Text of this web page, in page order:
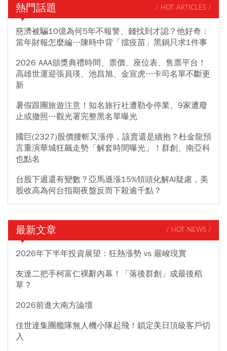
熱門話題 / HOT ARTICLES /
慈濟被騙10億為何5年不報警、錢找到才認？他好奇：
當年財報怎麼編…陳時中背「擋疫苗」黑鍋只求1件事
2026 AAA頒獎典禮時間、票價、座位表、售票平台！
高雄世運迎張員瑛、池昌旭、金宣虎…卡司名單不斷更
新
暑假跟團旅遊注意！知名旅行社遭勒令停業、9家遭廢
止或撤照…觀光署完整黑名單曝光
國巨(2327)股價腰斬又漲停，該賣還是續抱？杜金龍預
言重演華城狂飆走勢「解套時間曝光」！群創、南亞科
也點名
台股下週還有變數？亞馬遜漲15%領頭化解AI疑慮，美
股收高為何台指期夜盤反而下殺逾千點？
最新文章 / HOT NEWS /
2026年下半年投資展望：狂熱漲勢 vs 嚴峻現實
友達二把手柯富仁裸辭內幕！「落後群創」成最後稻
草？
2026前進大南方論壇
佳世達集團艦隊無人機小隊起飛！鎖定美日頂級客戶切
入